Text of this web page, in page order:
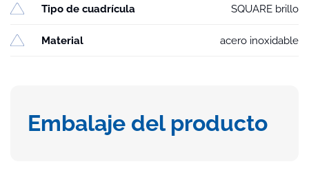
Tipo de cuadrícula SQUARE brillo
Material acero inoxidable
Embalaje del producto